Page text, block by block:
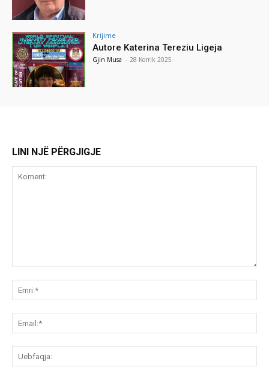
Krijime
Autore Katerina Tereziu Ligeja
Gjin Musa - 28 Korrik 2025
LINI NJË PËRGJIGJE